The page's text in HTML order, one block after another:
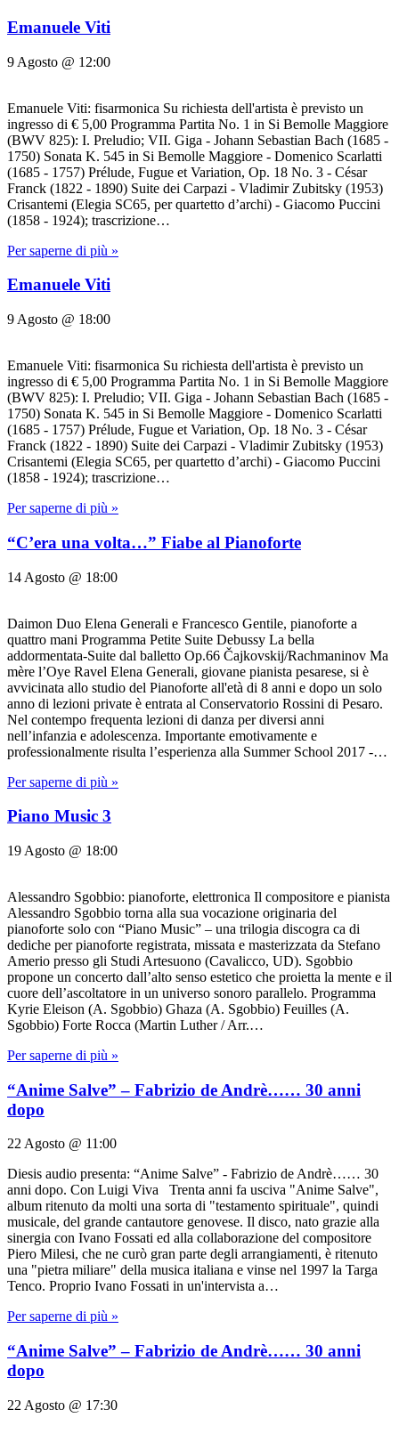
Emanuele Viti
9 Agosto @ 12:00
Emanuele Viti: fisarmonica Su richiesta dell'artista è previsto un
ingresso di € 5,00 Programma Partita No. 1 in Si Bemolle Maggiore
(BWV 825): I. Preludio; VII. Giga - Johann Sebastian Bach (1685 -
1750) Sonata K. 545 in Si Bemolle Maggiore - Domenico Scarlatti
(1685 - 1757) Prélude, Fugue et Variation, Op. 18 No. 3 - César
Franck (1822 - 1890) Suite dei Carpazi - Vladimir Zubitsky (1953)
Crisantemi (Elegia SC65, per quartetto d’archi) - Giacomo Puccini
(1858 - 1924); trascrizione…
Per saperne di più »
Emanuele Viti
9 Agosto @ 18:00
Emanuele Viti: fisarmonica Su richiesta dell'artista è previsto un
ingresso di € 5,00 Programma Partita No. 1 in Si Bemolle Maggiore
(BWV 825): I. Preludio; VII. Giga - Johann Sebastian Bach (1685 -
1750) Sonata K. 545 in Si Bemolle Maggiore - Domenico Scarlatti
(1685 - 1757) Prélude, Fugue et Variation, Op. 18 No. 3 - César
Franck (1822 - 1890) Suite dei Carpazi - Vladimir Zubitsky (1953)
Crisantemi (Elegia SC65, per quartetto d’archi) - Giacomo Puccini
(1858 - 1924); trascrizione…
Per saperne di più »
“C’era una volta…” Fiabe al Pianoforte
14 Agosto @ 18:00
Daimon Duo Elena Generali e Francesco Gentile, pianoforte a
quattro mani Programma Petite Suite Debussy La bella
addormentata-Suite dal balletto Op.66 Čajkovskij/Rachmaninov Ma
mère l’Oye Ravel Elena Generali, giovane pianista pesarese, si è
avvicinata allo studio del Pianoforte all'età di 8 anni e dopo un solo
anno di lezioni private è entrata al Conservatorio Rossini di Pesaro.
Nel contempo frequenta lezioni di danza per diversi anni
nell’infanzia e adolescenza. Importante emotivamente e
professionalmente risulta l’esperienza alla Summer School 2017 -…
Per saperne di più »
Piano Music 3
19 Agosto @ 18:00
Alessandro Sgobbio: pianoforte, elettronica Il compositore e pianista
Alessandro Sgobbio torna alla sua vocazione originaria del
pianoforte solo con “Piano Music” – una trilogia discogra ca di
dediche per pianoforte registrata, missata e masterizzata da Stefano
Amerio presso gli Studi Artesuono (Cavalicco, UD). Sgobbio
propone un concerto dall’alto senso estetico che proietta la mente e il
cuore dell’ascoltatore in un universo sonoro parallelo. Programma
Kyrie Eleison (A. Sgobbio) Ghaza (A. Sgobbio) Feuilles (A.
Sgobbio) Forte Rocca (Martin Luther / Arr.…
Per saperne di più »
“Anime Salve” – Fabrizio de Andrè…… 30 anni
dopo
22 Agosto @ 11:00
Diesis audio presenta: “Anime Salve” - Fabrizio de Andrè…… 30
anni dopo. Con Luigi Viva Trenta anni fa usciva "Anime Salve",
album ritenuto da molti una sorta di "testamento spirituale", quindi
musicale, del grande cantautore genovese. Il disco, nato grazie alla
sinergia con Ivano Fossati ed alla collaborazione del compositore
Piero Milesi, che ne curò gran parte degli arrangiamenti, è ritenuto
una "pietra miliare" della musica italiana e vinse nel 1997 la Targa
Tenco. Proprio Ivano Fossati in un'intervista a…
Per saperne di più »
“Anime Salve” – Fabrizio de Andrè…… 30 anni
dopo
22 Agosto @ 17:30